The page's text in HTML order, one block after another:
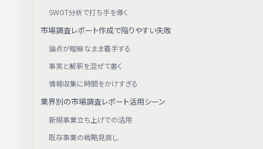
SWOT分析で打ち手を導く
市場調査レポート作成で陥りやすい失敗
論点が曖昧なまま着手する
事実と解釈を混ぜて書く
情報収集に時間をかけすぎる
業界別の市場調査レポート活用シーン
新規事業立ち上げでの活用
既存事業の戦略見直し